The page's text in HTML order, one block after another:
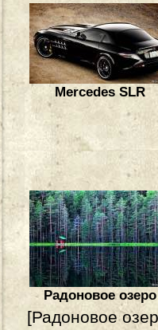
Mercedes SLR
Радоновое озеро
[Радоновое